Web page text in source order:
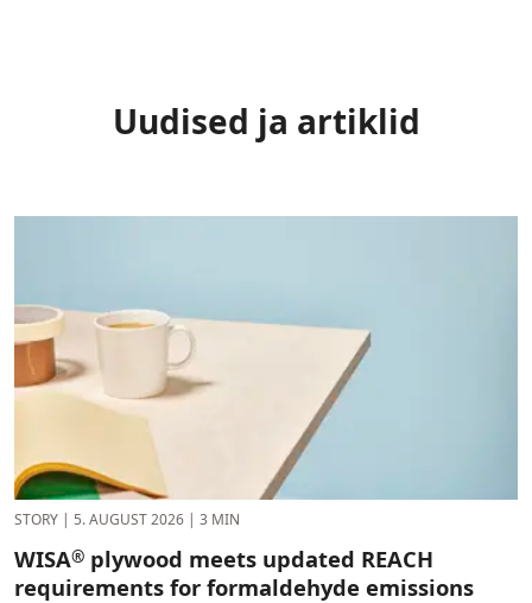
Uudised ja artiklid
STORY | 5. AUGUST 2026 | 3 MIN
WISA® plywood meets updated REACH
requirements for formaldehyde emissions